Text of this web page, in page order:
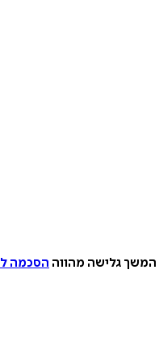
המשך גלישה מהווה הסכמה